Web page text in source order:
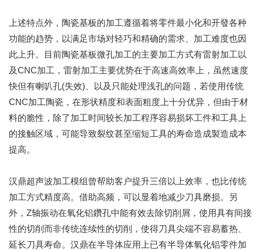
上述特点外，陶瓷基板的加工遵循着将零件最小化和开發各种
功能的趋势，以满足市场对轻巧和精确的需求、加工难度也因
此上升。目前陶瓷基板微孔加工的主要加工方式有雷射加工以
及CNC加工，雷射加工主要优势在于高速高效率上，虽然速度
快但有喇叭孔(失效)、以及只能处理浅孔的问题，若使用传统
CNC加工陶瓷，在形状精度和表面粗度上十分优异，但由于材
料的脆性，除了加工时间较长加工程序容易损坏工件和工具上
的接触区域，可能导致裂纹甚至缩短工具的寿命造成製造成本
提高。
汉鼎超声波加工模组曾帮助客户提升三倍以上效率，也比传统
加工方式精度高。借助高频，可以显着地减少刀具磨损。另
外，Z轴振动在氧化铝鑽孔中能有效去除切削屑，使用具有间接
性的切削而非传统连续性的切削，使得刀具尖端不容易蓄热、
延长刀具寿命。汉鼎在半导体应用上已有半导体氧化铝零件加